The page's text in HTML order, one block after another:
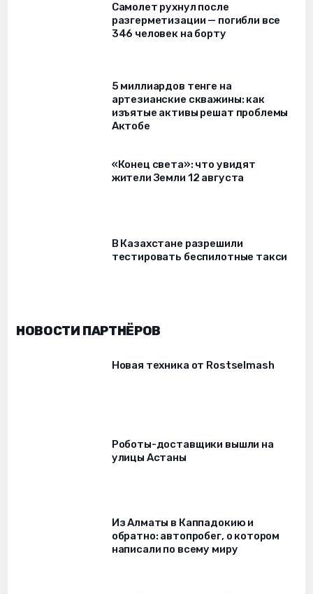
Самолет рухнул после
разгерметизации — погибли все
346 человек на борту
5 миллиардов тенге на
артезианские скважины: как
изъятые активы решат проблемы
Актобе
«Конец света»: что увидят
жители Земли 12 августа
В Казахстане разрешили
тестировать беспилотные такси
НОВОСТИ ПАРТНЁРОВ
Новая техника от Rostselmash
Роботы-доставщики вышли на
улицы Астаны
Из Алматы в Каппадокию и
обратно: автопробег, о котором
написали по всему миру